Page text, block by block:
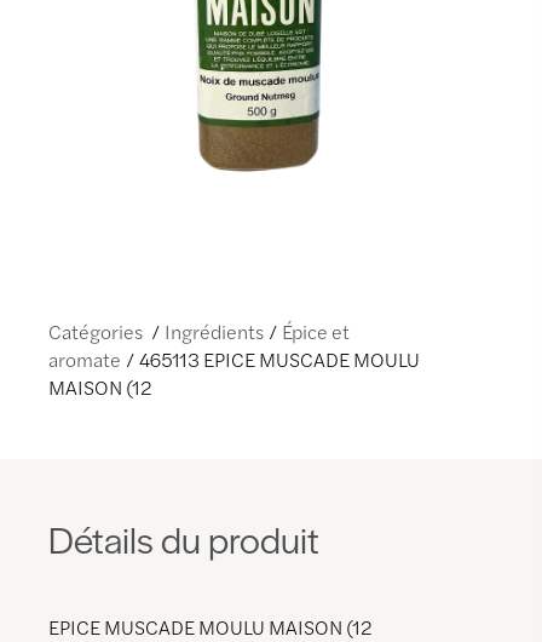
Catégories Ingrédients
Épice et
aromate
465113 EPICE MUSCADE MOULU
MAISON (12
Détails du produit
EPICE MUSCADE MOULU MAISON (12